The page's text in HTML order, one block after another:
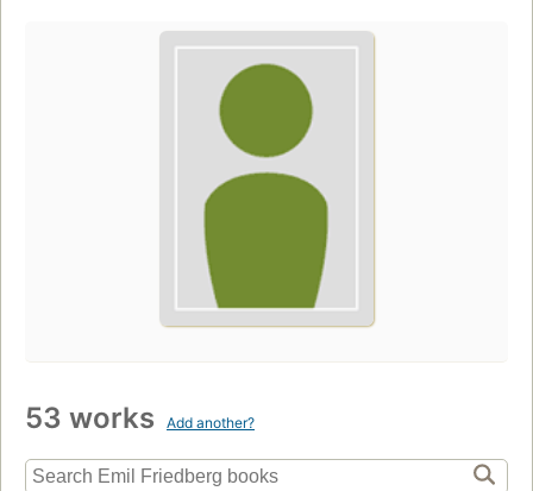
53 works Add another?